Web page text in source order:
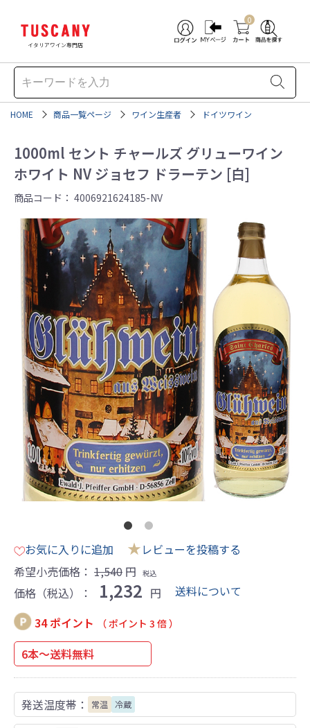
イタリアワイン専門店
0
HOME 商品一覧ページ ワイン生産者 ドイツワイン
1000ml セント チャールズ グリューワイン
ホワイト NV ジョセフ ドラーテン [白]
商品コード： 4006921624185-NV
お気に入りに追加 ★レビューを投稿する
希望小売価格： 1,540 円 税込
価格（税込）： 1,232 円
送料について
34 ポイント
（ ポイント 3 倍 ）
6本～送料無料
発送温度帯： 常温 冷蔵